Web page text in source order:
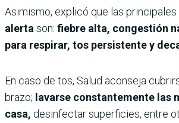
Asimismo, explicó que las principales
alerta son: fiebre alta, congestión
para respirar, tos persistente y
En caso de tos, Salud aconseja
brazo; lavarse constantemente las
casa, desinfectar superficies, entre